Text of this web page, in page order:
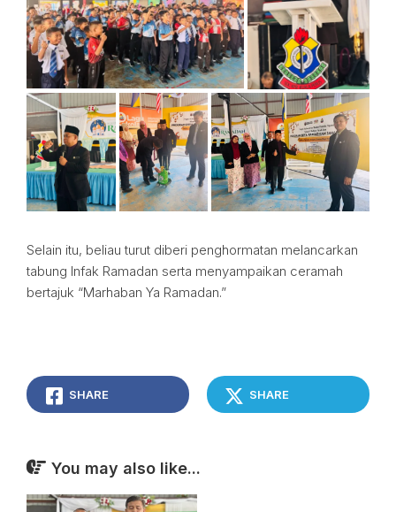
Selain itu, beliau turut diberi penghormatan melancarkan
tabung Infak Ramadan serta menyampaikan ceramah
bertajuk “Marhaban Ya Ramadan.”
SHARE SHARE
You may also like...